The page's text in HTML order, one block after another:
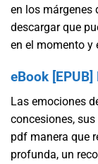
en los márgenes
descargar que
en el momento y
eBook
Las emociones
concesiones,
pdf manera que
profunda, un